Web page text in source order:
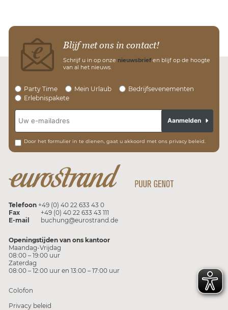
Blijf met ons in contact!
Schrijf u in op onze nieuwsbriefen blijf op de hoogte
van al het nieuws.
Party Time Mein Urlaub
Bedrijfsevenementen
Erlebnispakete
Door het formulier in te dienen, gaat u akkoord met ons privacy beleid.
Aanmelden
Telefoon +49 (0) 40 22 633 43 0
Fax
+49 (0) 40 22 633 43 111
E-mail
buchung@eurostrand.de
Openingstijden van ons kantoor
Maandag-Vrijdag
08:00 – 19:00 uur
Zaterdag
08:00 – 12:00 uur en 13:00 – 17:00 uur
Colofon
Privacy beleid